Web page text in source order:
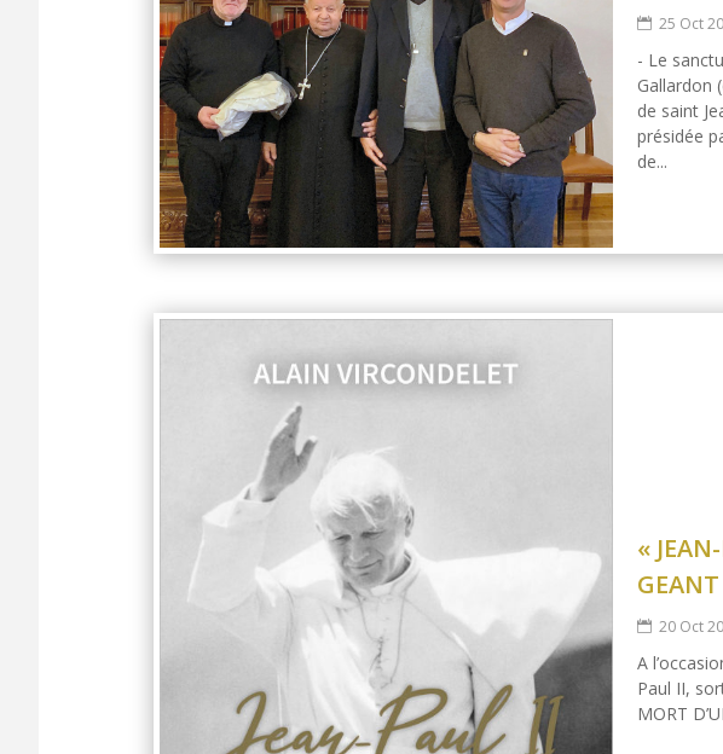
25 Oct
- Le
Gallardon
de saint
présidée
de...
«
20 Oct
A
Paul II,
MORT